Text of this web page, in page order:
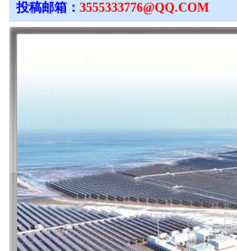
投稿邮箱： 3555333776@QQ.COM